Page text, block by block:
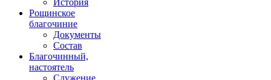
История
Рощинское
благочиние
Документы
Состав
Благочинный,
настоятель
Служение